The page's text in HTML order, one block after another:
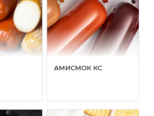
АМИСМОК КС